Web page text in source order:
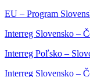
EU – Program
Interreg Slovensko –
Interreg Poľsko –
Interreg Slovensko –